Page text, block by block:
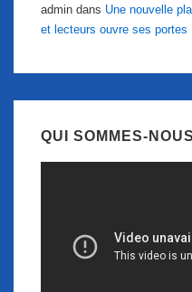
admin dans Une nouvelle
et lecteurs ouvre ses portes
QUI SOMMES-